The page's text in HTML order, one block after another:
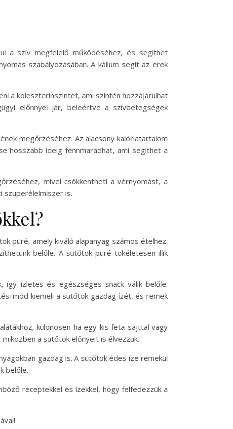
a szív megfelelő működéséhez, és segíthet
szabályozásában. A kálium segít az erek
a koleszterinszintet, ami szintén hozzájárulhat
előnnyel jár, beleértve a szívbetegségek
megőrzéséhez. Az alacsony kalóriatartalom
hosszabb ideig fennmaradhat, ami segíthet a
mivel csökkentheti a vérnyomást, a
szuperélelmiszer is.
püré, amely kiváló alapanyag számos ételhez.
belőle. A sütőtök püré tökéletesen illik
ízletes és egészséges snack válik belőle.
mód kiemeli a sütőtök gazdag ízét, és remek
különösen ha egy kis feta sajttal vagy
a sütőtök előnyeit is élvezzük.
gazdag is. A sütőtök édes íze remekül
belőle.
receptekkel és ízekkel, hogy felfedezzük a